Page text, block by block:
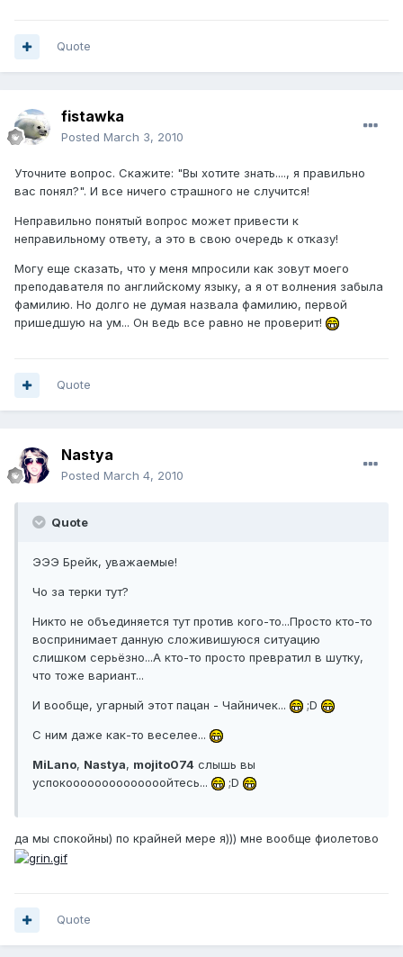
Quote
fistawka
Posted March 3, 2010
Уточните вопрос. Скажите: "Вы хотите знать...., я правильно
вас понял?". И все ничего страшного не случится!
Неправильно понятый вопрос может привести к
неправильному ответу, а это в свою очередь к отказу!
Могу еще сказать, что у меня мпросили как зовут моего
преподавателя по английскому языку, а я от волнения забыла
фамилию. Но долго не думая назвала фамилию, первой
пришедшую на ум... Он ведь все равно не проверит!
Quote
Nastya
Posted March 4, 2010
Quote
ЭЭЭ Брейк, уважаемые!
Чо за терки тут?
Никто не объединяется тут против кого-то...Просто кто-то
воспринимает данную сложивишуюся ситуацию
слишком серьёзно...А кто-то просто превратил в шутку,
что тоже вариант...
И вообще, угарный этот пацан - Чайничек... ;D
С ним даже как-то веселее...
MiLano, Nastya, mojito074 слышь вы
успокоооооооооооооойтесь...
;D
да мы спокойны) по крайней мере я))) мне вообще фиолетово
Quote